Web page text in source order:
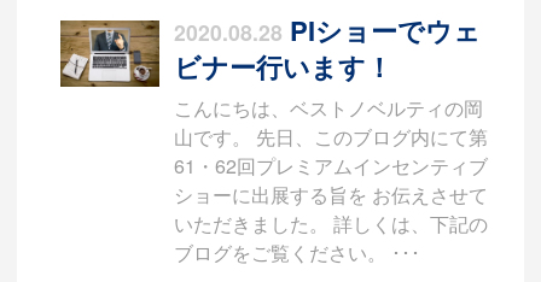
2020.08.28 PIショーでウェ
ビナー行います！
こんにちは、ベストノベルティの岡
山です。 先日、このブログ内にて第
61・62回プレミアムインセンティブ
ショーに出展する旨を お伝えさせて
いただきました。 詳しくは、下記の
ブログをご覧ください。 ･･･